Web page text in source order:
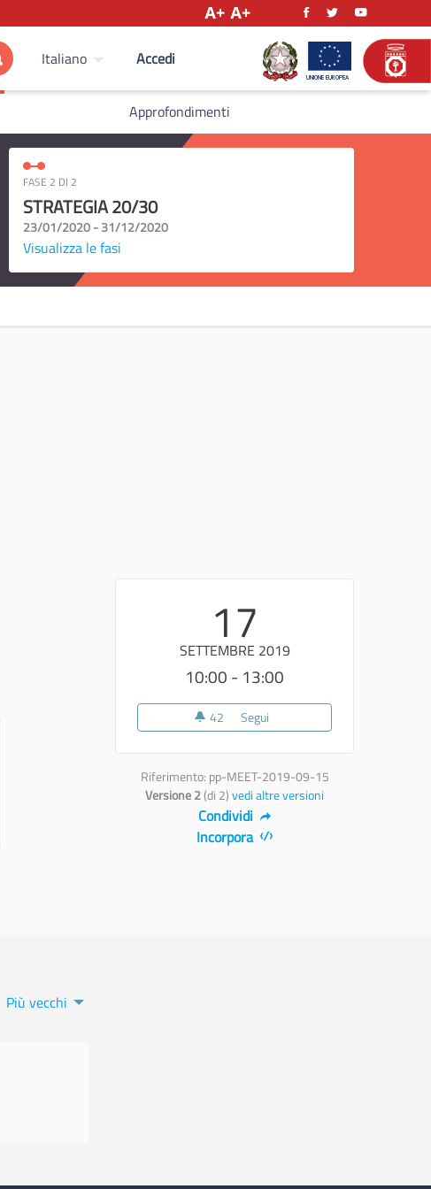
Italiano Accedi
Approfondimenti
FASE 2 DI 2
STRATEGIA 20/30
23/01/2020 - 31/12/2020
Visualizza le fasi
17
SETTEMBRE 2019
10:00 - 13:00
42 42 sostenitori
Segui
Riferimento: pp-MEET-2019-09-15
Versione 2(di 2)vedi altre versioni
Condividi
Incorpora
Più vecchi